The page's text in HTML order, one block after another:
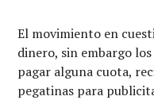
El movimiento en
dinero, sin embargo
pagar alguna cuota,
pegatinas para